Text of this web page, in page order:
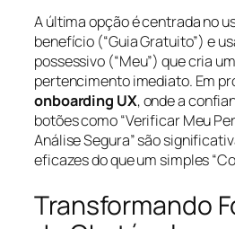
A última opção é centrada no
benefício (“Guia Gratuito”) e
possessivo (“Meu”) que cria
pertencimento imediato. Em
onboarding UX, onde a
botões como “Verificar Meu
Análise Segura” são
eficazes do que um simples
Transformando